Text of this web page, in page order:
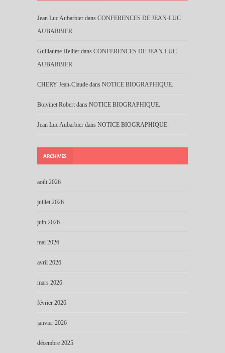
Jean Luc Aubarbier dans CONFERENCES DE JEAN-LUC
AUBARBIER
Guillaume Hellier dans CONFERENCES DE JEAN-LUC
AUBARBIER
CHERY Jean-Claude dans NOTICE BIOGRAPHIQUE.
Boivinet Robert dans NOTICE BIOGRAPHIQUE.
Jean Luc Aubarbier dans NOTICE BIOGRAPHIQUE.
ARCHIVES
août 2026
juillet 2026
juin 2026
mai 2026
avril 2026
mars 2026
février 2026
janvier 2026
décembre 2025